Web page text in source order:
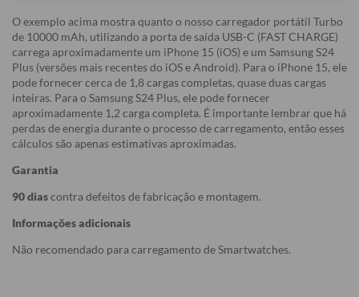
O exemplo acima mostra quanto o nosso carregador portátil Turbo
de 10000 mAh, utilizando a porta de saída USB-C (FAST CHARGE)
carrega aproximadamente um iPhone 15 (iOS) e um Samsung S24
Plus (versões mais recentes do iOS e Android). Para o iPhone 15, ele
pode fornecer cerca de 1,8 cargas completas, quase duas cargas
inteiras. Para o Samsung S24 Plus, ele pode fornecer
aproximadamente 1,2 carga completa. É importante lembrar que há
perdas de energia durante o processo de carregamento, então esses
cálculos são apenas estimativas aproximadas.
Garantia
90 diascontra defeitos de fabricação e montagem.
Informações adicionais
Não recomendado para carregamento de Smartwatches.